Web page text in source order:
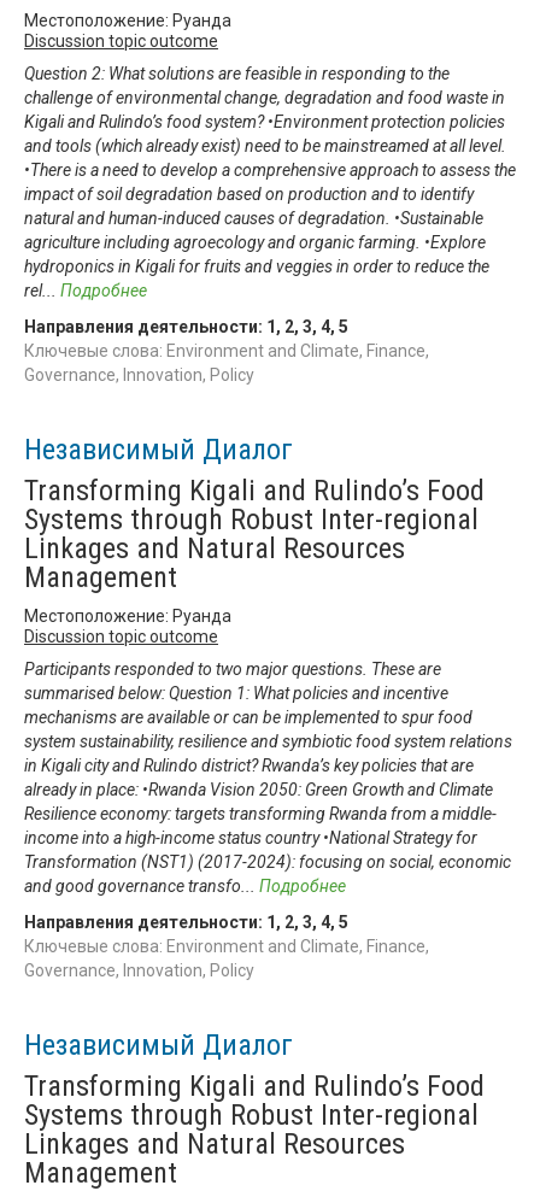
Местоположение: Руанда
Discussion topic outcome
Question 2: What solutions are feasible in responding to the
challenge of environmental change, degradation and food waste in
Kigali and Rulindo’s food system? •Environment protection policies
and tools (which already exist) need to be mainstreamed at all level.
•There is a need to develop a comprehensive approach to assess the
impact of soil degradation based on production and to identify
natural and human-induced causes of degradation. •Sustainable
agriculture including agroecology and organic farming. •Explore
hydroponics in Kigali for fruits and veggies in order to reduce the
rel... Подробнее
Направления деятельности: 1 , 2, 3, 4, 5
Ключевые слова: Environment and Climate, Finance,
Governance, Innovation, Policy
Независимый Диалог
Transforming Kigali and Rulindo’s Food
Systems through Robust Inter-regional
Linkages and Natural Resources
Management
Местоположение: Руанда
Discussion topic outcome
Participants responded to two major questions. These are
summarised below: Question 1: What policies and incentive
mechanisms are available or can be implemented to spur food
system sustainability, resilience and symbiotic food system relations
in Kigali city and Rulindo district? Rwanda’s key policies that are
already in place: •Rwanda Vision 2050: Green Growth and Climate
Resilience economy: targets transforming Rwanda from a middle-
income into a high-income status country •National Strategy for
Transformation (NST1) (2017-2024): focusing on social, economic
and good governance transfo
Подробнее
Направления деятельности: 1 , 2, 3, 4, 5
Ключевые слова: Environment and Climate, Finance,
Governance, Innovation, Policy
Независимый Диалог
Transforming Kigali and Rulindo’s Food
Systems through Robust Inter-regional
Linkages and Natural Resources
Management